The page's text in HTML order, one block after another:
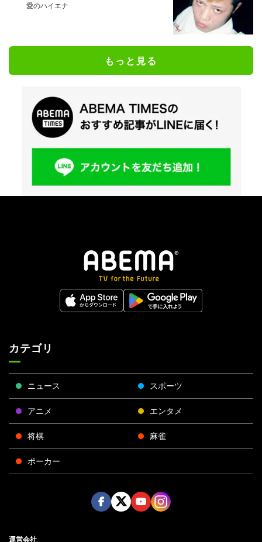
愛のハイエナ
もっと見る
カテゴリ
ニュース スポーツ
アニメ エンタメ
将棋 麻雀
ポーカー
運営会社